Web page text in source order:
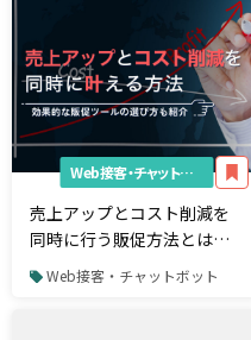
Web接客・チャットボット
売上アップとコスト削減を
同時に行う販促方法とは？
原因や効果的な販促ツール
の選び方を紹介
Web接客・チャットボット